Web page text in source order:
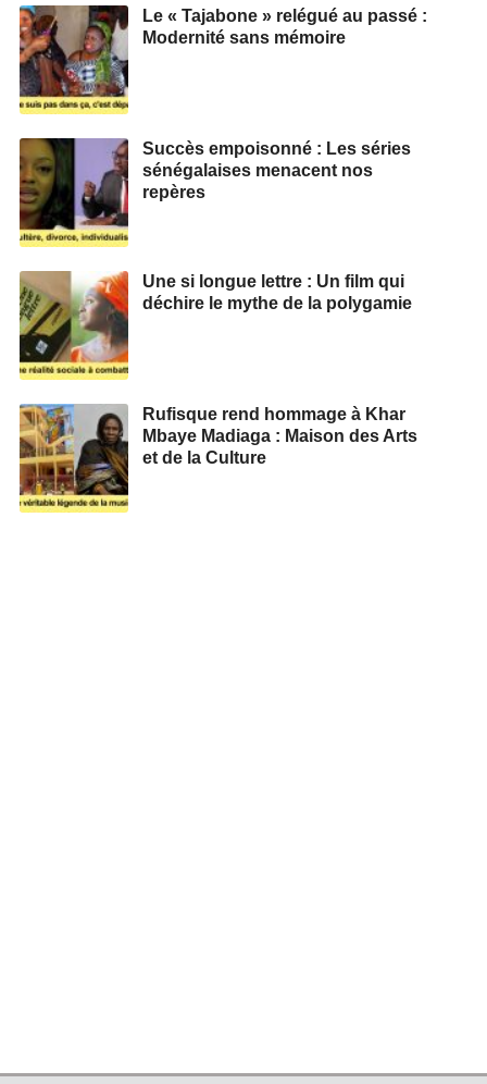
Le « Tajabone » relégué au passé :
Modernité sans mémoire
Succès empoisonné : Les séries
sénégalaises menacent nos
repères
Une si longue lettre : Un film qui
déchire le mythe de la polygamie
Rufisque rend hommage à Khar
Mbaye Madiaga : Maison des Arts
et de la Culture